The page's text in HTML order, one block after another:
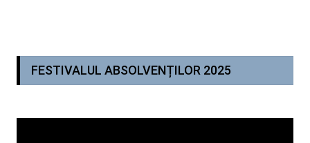
FESTIVALUL ABSOLVENȚILOR 2025